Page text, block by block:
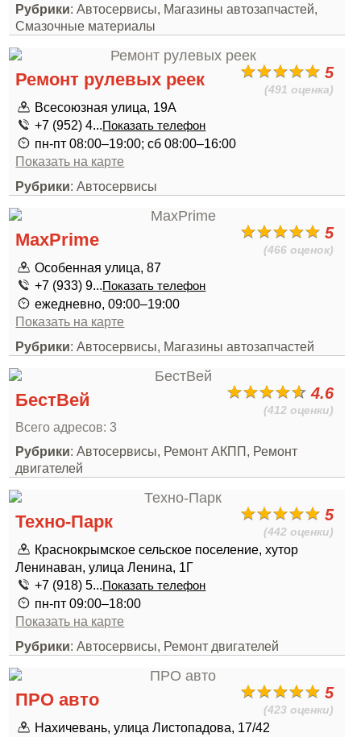
Рубрики: Автосервисы, Магазины автозапчастей,
Смазочные материалы
5
(491 оценка)
Ремонт рулевых реек
Всесоюзная улица, 19А
+7 (952) 4...Показать телефон
пн-пт 08:00–19:00; сб 08:00–16:00
Показать на карте
Рубрики: Автосервисы
5
(466 оценок)
MaxPrime
Особенная улица, 87
+7 (933) 9...Показать телефон
ежедневно, 09:00–19:00
Показать на карте
Рубрики: Автосервисы, Магазины автозапчастей
4.6
(412 оценки)
БестВей
Всего адресов: 3
Рубрики: Автосервисы, Ремонт АКПП, Ремонт
двигателей
5
(442 оценки)
Техно-Парк
Краснокрымское сельское поселение, хутор
Ленинаван, улица Ленина, 1Г
+7 (918) 5...Показать телефон
пн-пт 09:00–18:00
Показать на карте
Рубрики: Автосервисы, Ремонт двигателей
5
(423 оценки)
ПРО авто
Нахичевань, улица Листопадова, 17/42